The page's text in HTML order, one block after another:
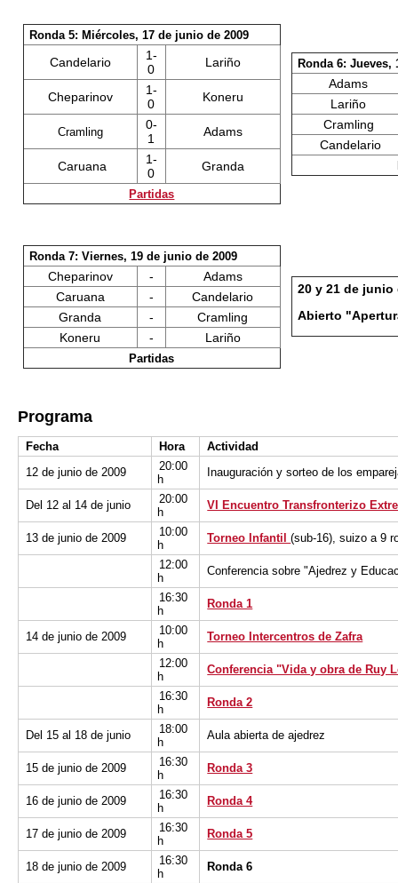
Ronda 5: Miércoles, 17 de junio de 2009
Candelario
1-
0
Lariño
Cheparinov
1-
0
Koneru
Cramling
0-
1
Adams
Caruana
1-
0
Granda
Partidas
Ronda 6: Jueves,
Adams
Lariño
Cramling
Candelario
Ronda 7: Viernes, 19 de junio de 2009
Cheparinov -
Adams
Caruana
-
Candelario
Granda
-
Cramling
Koneru
- Lariño
Partidas
20 y 21 de junio
Abierto
Programa
Fecha Hora
Actividad
12 de junio de 2009
20:00
h
Inauguración y sorteo de los
Del 12 al 14 de junio
20:00
h
VI Encuentro Transfronterizo
13 de junio de 2009
10:00
h
Torneo Infantil(sub-16), suizo a 9
12:00
h
Conferencia sobre "Ajedrez y
16:30
h
Ronda 1
14 de junio de 2009
10:00
h
Torneo Intercentros de Zafra
12:00
h
Conferencia "Vida y obra de Ruy
16:30
h
Ronda 2
Del 15 al 18 de junio
18:00
h
Aula abierta de ajedrez
15 de junio de 2009
16:30
h
Ronda 3
16 de junio de 2009
16:30
h
Ronda 4
17 de junio de 2009
16:30
h
Ronda 5
18 de junio de 2009
16:30
h
Ronda 6